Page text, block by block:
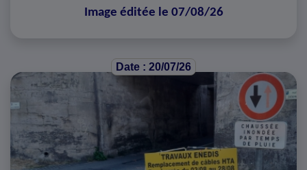
Image éditée le 07/08/26
Date : 20/07/26